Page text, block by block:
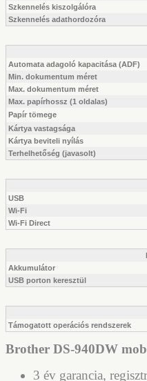
Szkennelés kiszolgálóra
Szkennelés adathordozóra
Automata adagoló kapacitása (ADF)
Min. dokumentum méret
Max. dokumentum méret
Max. papírhossz (1 oldalas)
Papír tömege
Kártya vastagsága
Kártya beviteli nyílás
Terhelhetőség (javasolt)
USB
Wi-Fi
Wi-Fi Direct
Akkumulátor
USB porton keresztül
Támogatott operációs rendszerek
Brother DS-940DW
3 év garancia,